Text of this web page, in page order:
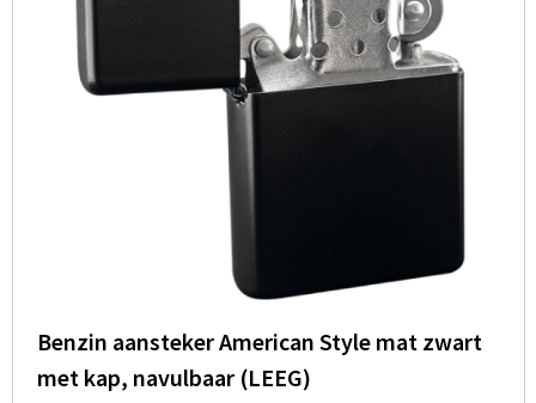
Benzin aansteker American Style mat zwart
met kap, navulbaar (LEEG)